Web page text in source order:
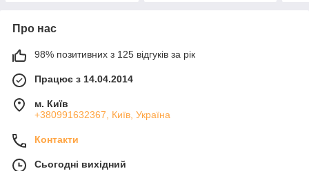
Про нас
98% позитивних з 125 відгуків за рік
Працює з 14.04.2014
м. Київ
+380991632367, Київ, Україна
Контакти
Сьогодні вихідний